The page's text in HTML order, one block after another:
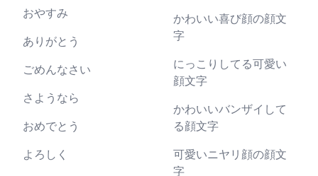
おやすみ
ありがとう
ごめんなさい
さようなら
おめでとう
よろしく
かわいい喜び顔の顔文
字
にっこりしてる可愛い
顔文字
かわいいバンザイして
る顔文字
可愛いニヤリ顔の顔文
字